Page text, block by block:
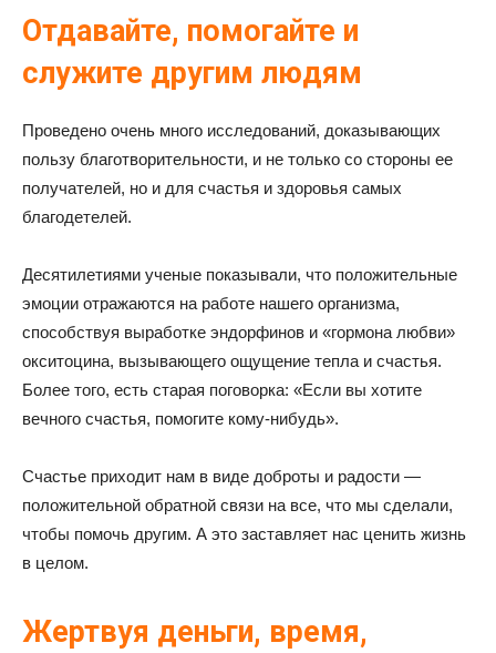
Отдавайте, помогайте и
служите другим людям
Проведено очень много исследований, доказывающих
пользу благотворительности, и не только со стороны ее
получателей, но и для счастья и здоровья самых
благодетелей.
Десятилетиями ученые показывали, что положительные
эмоции отражаются на работе нашего организма,
способствуя выработке эндорфинов и «гормона любви»
окситоцина, вызывающего ощущение тепла и счастья.
Более того, есть старая поговорка: «Если вы хотите
вечного счастья, помогите кому-нибудь».
Счастье приходит нам в виде доброты и радости —
положительной обратной связи на все, что мы сделали,
чтобы помочь другим. А это заставляет нас ценить жизнь
в целом.
Жертвуя деньги, время,